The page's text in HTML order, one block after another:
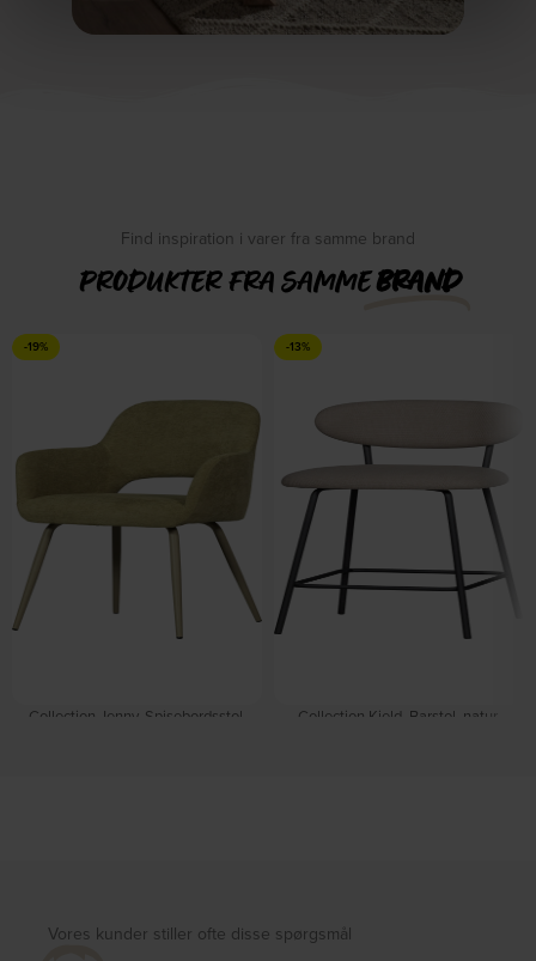
Find inspiration i varer fra samme brand
PRODUKTER FRA SAMMEBRAND
-19%
Collection Jenny, Spisebordsstol,
-13%
Collection Kjeld, Barstol, natur,
Vores kunder stiller ofte disse spørgsmål